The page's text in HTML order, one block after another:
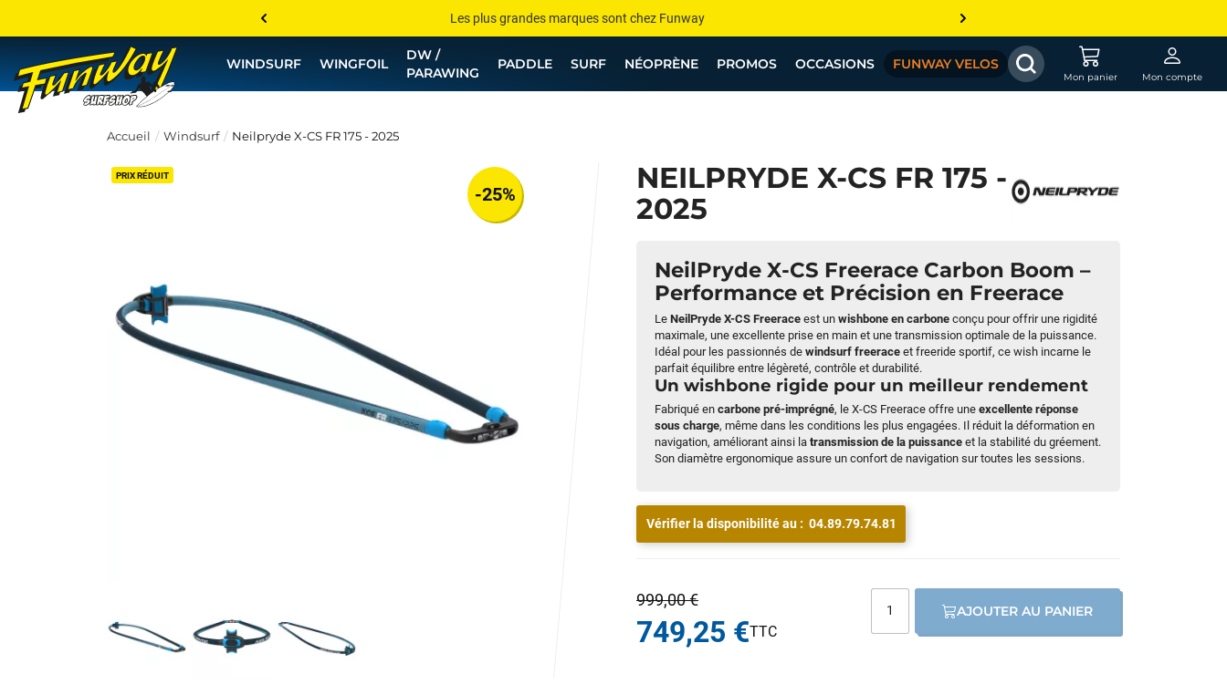
Les plus grandes marques sont chez Funway
Jusqu’à -75% de remise sur le windsurf, wingfoil, etc...
💰 Meilleur prix garanti — Moins cher ailleurs ? On s’aligne !
WINDSURF WINGFOIL
DW /
PARAWING
PADDLE SURF NÉOPRÈNE PROMOS OCCASIONS FUNWAY VELOS
Mon panier Mon compte
Accueil Windsurf Neilpryde X-CS FR 175 - 2025
NEILPRYDE X-CS FR 175 -
2025
PRIX RÉDUIT
-25%
NeilPryde X-CS Freerace Carbon Boom –
Performance et Précision en Freerace
Le NeilPryde X-CS Freerace est un wishbone en carbone conçu pour offrir une rigidité
maximale, une excellente prise en main et une transmission optimale de la puissance.
Idéal pour les passionnés de windsurf freerace et freeride sportif, ce wish incarne le
parfait équilibre entre légèreté, contrôle et durabilité.
Un wishbone rigide pour un meilleur rendement
Fabriqué en carbone pré-imprégné, le X-CS Freerace offre une excellente réponse
sous charge, même dans les conditions les plus engagées. Il réduit la déformation en
navigation, améliorant ainsi la transmission de la puissance et la stabilité du gréement.
Son diamètre ergonomique assure un confort de navigation sur toutes les sessions.
Vérifier la disponibilité au : 04.89.79.74.81
999,00 €
749,25 €
AJOUTER AU PANIER